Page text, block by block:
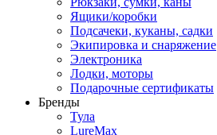
Ящики/коробки
Подсачеки, куканы, садки
Экипировка и снаряжение
Электроника
Лодки, моторы
Подарочные сертификаты
Бренды
Тула
LureMax